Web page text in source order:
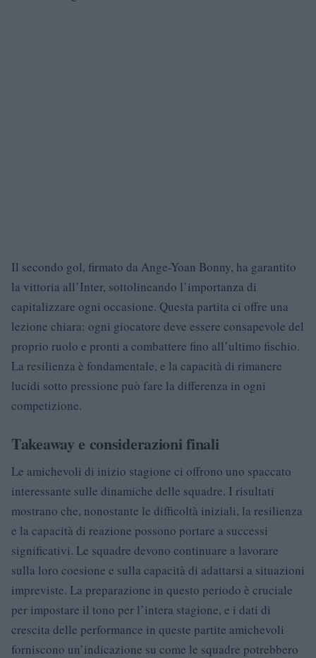
Il secondo gol, firmato da Ange-Yoan Bonny, ha garantito
la vittoria all’Inter, sottolineando l’importanza di
capitalizzare ogni occasione. Questa partita ci offre una
lezione chiara: ogni giocatore deve essere consapevole del
proprio ruolo e pronti a combattere fino all’ultimo fischio.
La resilienza è fondamentale, e la capacità di rimanere
lucidi sotto pressione può fare la differenza in ogni
competizione.
Takeaway e considerazioni finali
Le amichevoli di inizio stagione ci offrono uno spaccato
interessante sulle dinamiche delle squadre. I risultati
mostrano che, nonostante le difficoltà iniziali, la resilienza
e la capacità di reazione possono portare a successi
significativi. Le squadre devono continuare a lavorare
sulla loro coesione e sulla capacità di adattarsi a situazioni
impreviste. La preparazione in questo periodo è cruciale
per impostare il tono per l’intera stagione, e i dati di
crescita delle performance in queste partite amichevoli
forniscono un’indicazione su come le squadre potrebbero